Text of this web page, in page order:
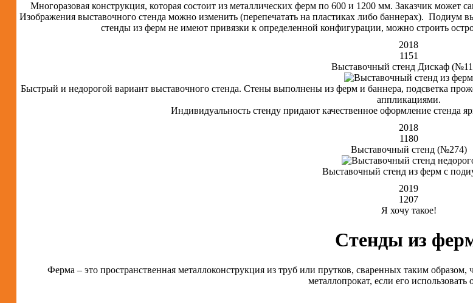
Многоразовая конструкция, которая состоит из металлических ферм по 600 и 1200 мм. Заказчик может
Изображения выставочного стенда можно изменить (перепечатать на пластиках либо баннерах).
стенды из ферм не имеют привязки к определенной конфигурации, можно строить
2018
1151
Выставочный стенд Дискаф
Быстрый и недорогой вариант выставочного стенда. Стены выполнены из ферм и баннера, подсветка
аппликациями.
Индивидуальность стенду придают качественное оформление стенда
2018
1180
Выставочный стенд (№274)
Выставочный стенд из ферм с
2019
1207
Я хочу такое!
Стенды из
Ферма – это пространственная металлоконструкция из труб или прутков, сваренных таким
металлопрокат, если его использовать